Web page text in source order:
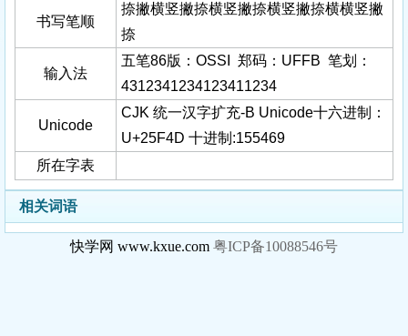
书写笔顺
捺撇横竖撇捺横竖撇捺横竖撇捺横横竖撇
捺
输入法
五笔86版：OSSI 郑码：UFFB 笔划：
4312341234123411234
Unicode
CJK 统一汉字扩充-B Unicode十六进制：
U+25F4D 十进制:155469
所在字表
相关词语
快学网 www.kxue.com 粤ICP备10088546号